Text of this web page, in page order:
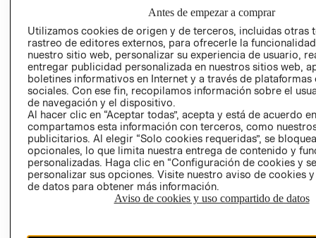
POLÍTICA
PRIVACIDAD
GIFT CARD
AVISO DE
COOKIES
LIBRO DE
Antes de empezar a comprar
Utilizamos cookies de origen y de terceros, incluidas otras
rastreo de editores externos, para ofrecerle la
nuestro sitio web, personalizar su experiencia de usuario,
entregar publicidad personalizada en nuestros sitios web,
boletines informativos en Internet y a través de plataformas
sociales. Con ese fin, recopilamos información sobre el
de navegación y el dispositivo.
Al hacer clic en “Aceptar todas”, acepta y está de acuerdo
compartamos esta información con terceros, como
publicitarios. Al elegir “Solo cookies requeridas”, se
opcionales, lo que limita nuestra entrega de contenido y
personalizadas. Haga clic en “Configuración de cookies y
personalizar sus opciones. Visite nuestro aviso de cookies
de datos para obtener más información.
Aviso de cookies y uso compartido de datos